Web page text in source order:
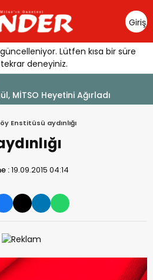
Giriş
Yap
Lütfen kısa bir süre
deneyiniz.
Anne Sütüyle Başlıyor
Enstitüsü aydınlığı
:19.09.2015 04:14